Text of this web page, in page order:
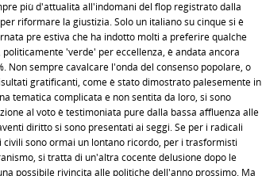
più d'attualità all'indomani del flop registrato dalla
riformare la giustizia. Solo un italiano su cinque si è
pre estiva che ha indotto molti a preferire qualche
'verde' per eccellenza, è andata ancora
Non sempre cavalcare l'onda del consenso popolare, o
gratificanti, come è stato dimostrato palesemente in
tematica complicata e non sentita da loro, si sono
al voto è testimoniata pure dalla bassa affluenza alle
diritto si sono presentati ai seggi. Se per i radicali
sono ormai un lontano ricordo, per i trasformisti
si tratta di un'altra cocente delusione dopo le
possibile rivincita alle politiche dell'anno prossimo. Ma